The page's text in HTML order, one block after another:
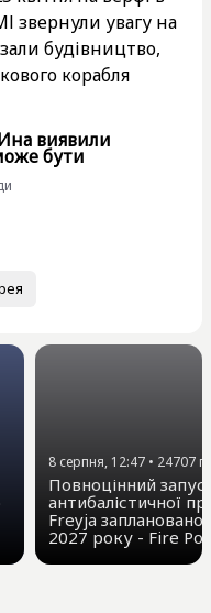
звернули увагу на
будівництво,
корабля
виявили
бути
8 серпня, 12:47 • 24707
Повноцінний
антибалістичної
Freyja заплановано
2027 року - Fire